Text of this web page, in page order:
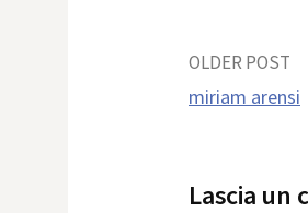
Post
OLDER POST
miriam arensi
Lascia un